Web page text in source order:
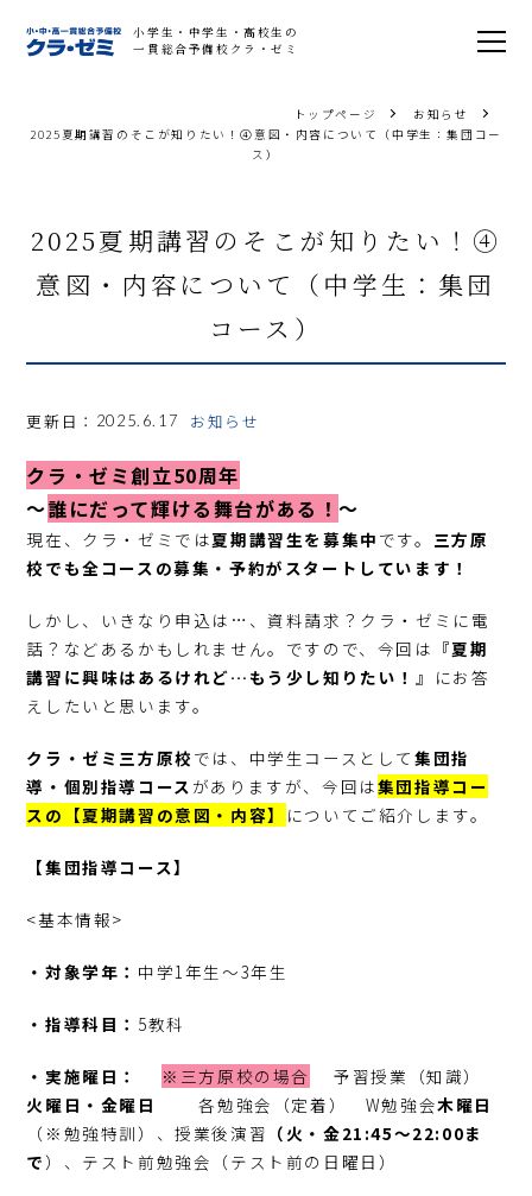
小学生・中学生・高校生の
一貫総合予備校クラ・ゼミ
トップページ
お知らせ
2025夏期講習のそこが知りたい！④意図・内容について（中学生：集団コー
ス）
2025夏期講習のそこが知りたい！④
意図・内容について（中学生：集団
コース）
更新日： 2025.6.17 お知らせ
クラ・ゼミ創立50周年
～誰にだって輝ける舞台がある！～
現在、クラ・ゼミでは夏期講習生を募集中 です。 三方原
校でも全コースの募集・予約がスタートしています！
しかし、いきなり申込は…、資料請求？クラ・ゼミに電
話？などあるかもしれません。ですので、今回は『夏期
講習に興味はあるけれど…もう少し知りたい！』にお答
えしたいと思います。
クラ・ゼミ三方原校 では、中学生コースとして集団指
導・個別指導コース がありますが、今回は集団指導コー
スの【夏期講習の意図・内容】
についてご紹介します。
【集団指導コース】
<基本情報>
・対象学年： 中学1年生～3年生
・指導科目： 5教科
・実施曜日： ※三方原校の場合
予習授業（知識）
火曜日・金曜日
各勉強会（定着） W勉強会木曜日
（※勉強特訓）、授業後演習 （火・金21:45～22:00ま
で）、テスト前勉強会（テスト前の日曜日）